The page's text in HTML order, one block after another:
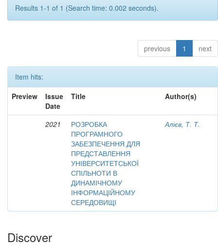
Results 1-1 of 1 (Search time: 0.002 seconds).
previous 1 next
Item hits:
Preview
Issue
Date
Title Author(s)
2021
РОЗРОБКА
ПРОГРАМНОГО
ЗАБЕЗПЕЧЕННЯ ДЛЯ
ПРЕДСТАВЛЕННЯ
УНІВЕРСИТЕТСЬКОЇ
СПІЛЬНОТИ В
ДИНАМІЧНОМУ
ІНФОРМАЦІЙНОМУ
СЕРЕДОВИЩІ
Алієв, Т. Т.
Discover